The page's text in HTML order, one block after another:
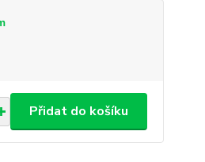
Přidat do košíku